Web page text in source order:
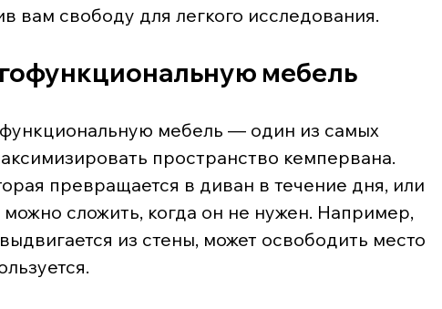
вам свободу для легкого исследования.
мебель
мебель — один из самых
пространство кемпервана.
превращается в диван в течение дня, или
сложить, когда он не нужен. Например,
из стены, может освободить место